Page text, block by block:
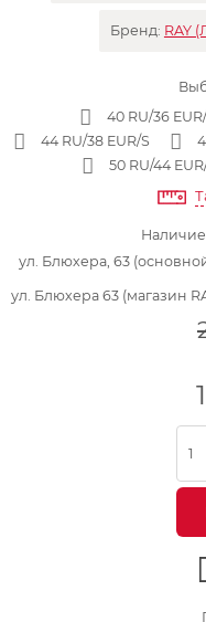
Бренд: RAY
40 RU/36
44 RU/38 EUR/S
50 RU/44
Наличие
ул. Блюхера, 63
ул. Блюхера 63 (магазин